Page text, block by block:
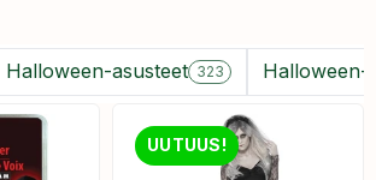
Halloween-asusteet 323 Halloween-
UUTUUS!